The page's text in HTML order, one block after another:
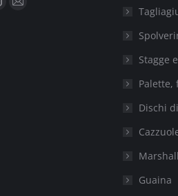
Mail
Stagge
Palette,
Dischi
Guaina